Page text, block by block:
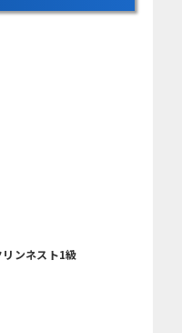
ンネスト1級